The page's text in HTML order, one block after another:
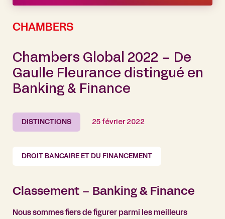
CHAMBERS
Chambers Global 2022 – De
Gaulle Fleurance distingué en
Banking & Finance
DISTINCTIONS 25 février 2022
DROIT BANCAIRE ET DU FINANCEMENT
Classement – Banking & Finance
Nous sommes fiers de figurer parmi les meilleurs